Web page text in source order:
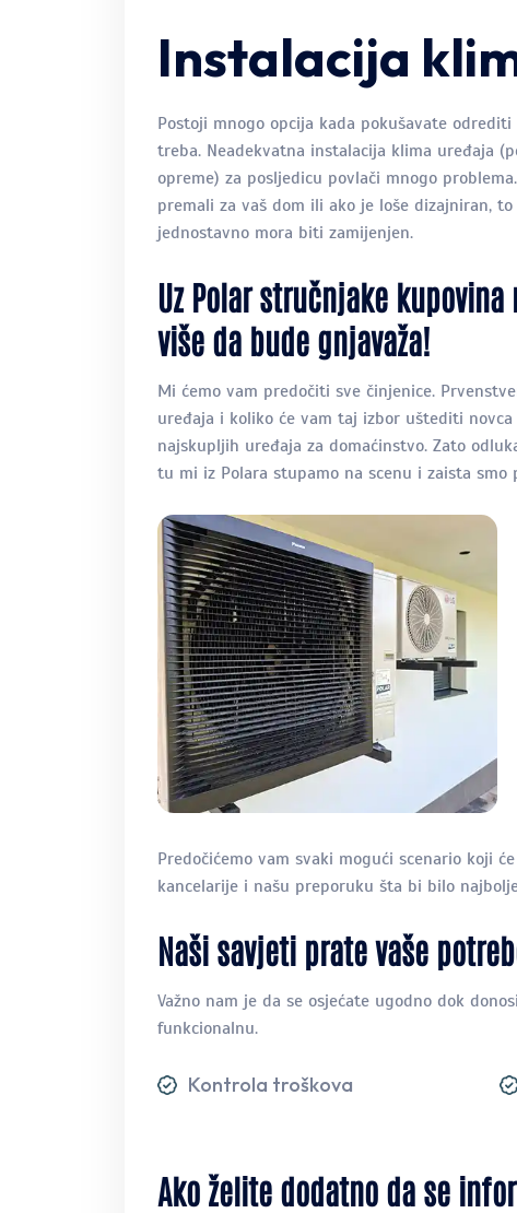
Instalacija
Postoji mnogo opcija kada pokušavate
treba. Neadekvatna instalacija klima uređaja
opreme) za posljedicu povlači mnogo
premali za vaš dom ili ako je loše dizajniran,
jednostavno mora biti zamijenjen.
Uz Polar stručnjake
više da bude gnjavaža!
Mi ćemo vam predočiti sve činjenice.
uređaja i koliko će vam taj izbor uštediti
najskupljih uređaja za domaćinstvo. Zato
tu mi iz Polara stupamo na scenu i zaista smo
Predočićemo vam svaki mogući scenario koji
kancelarije i našu preporuku šta bi bilo
Naši savjeti prate vaše
Važno nam je da se osjećate ugodno dok
funkcionalnu.
Kontrola troškova
Ako želite dodatno da se